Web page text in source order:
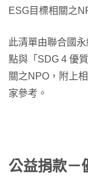
ESG目標相關之
此清單由聯合國
點與「SDG 4 優
關之NPO，附上
家參考。
公益捐款－